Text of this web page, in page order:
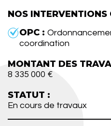
NOS INTERVENTIONS
OPC :
coordination
MONTANT DES
8 335 000 €
STATUT :
En cours de travaux